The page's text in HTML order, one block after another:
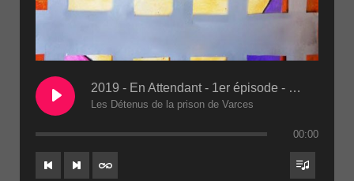
2019 - En Attendant - 1er épisode - Les conditions de détention 2eme passe(1)
Les Détenus de la prison de Varces
00:00